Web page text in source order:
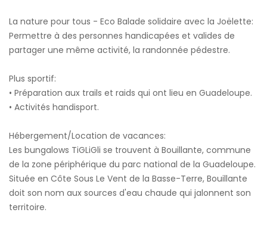
La nature pour tous - Eco Balade solidaire avec la Joëlette:
Permettre à des personnes handicapées et valides de
partager une même activité, la randonnée pédestre.
Plus sportif:
• Préparation aux trails et raids qui ont lieu en Guadeloupe.
• Activités handisport.
Hébergement/Location de vacances:
Les bungalows TiGLiGli se trouvent à Bouillante, commune
de la zone périphérique du parc national de la Guadeloupe.
Située en Côte Sous Le Vent de la Basse-Terre, Bouillante
doit son nom aux sources d'eau chaude qui jalonnent son
territoire.